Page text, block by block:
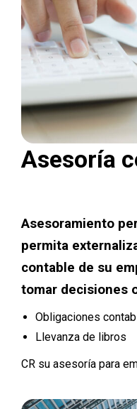
Asesoría
Asesoramiento
permita
contable de su
tomar decisiones
Obligaciones
Llevanza de libros
CR su asesoría para